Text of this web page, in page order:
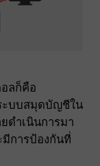
ลก็คือ
บบสมุดบัญชีใน
ดำเนินการมา
การป้องกันที่